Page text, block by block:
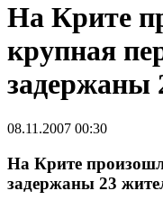
На Крите
крупная
задержаны
08.11.2007 00:30
На Крите
задержаны 23